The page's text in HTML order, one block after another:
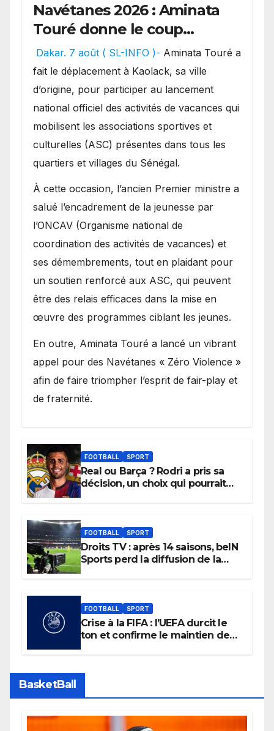
Navétanes 2026 : Aminata
Touré donne le coup
d’envoi de l’initiative « Zéro
Violence » depuis sa ville
natale pour promouvoir des
compétitions apaisées.
Dakar. 7 août ( SL-INFO )- Aminata Touré a
fait le déplacement à Kaolack, sa ville
d’origine, pour participer au lancement
national officiel des activités de vacances qui
mobilisent les associations sportives et
culturelles (ASC) présentes dans tous les
quartiers et villages du Sénégal.
​À cette occasion, l’ancien Premier ministre a
salué l’encadrement de la jeunesse par
l’ONCAV (Organisme national de
coordination des activités de vacances) et
ses démembrements, tout en plaidant pour
un soutien renforcé aux ASC, qui peuvent
être des relais efficaces dans la mise en
œuvre des programmes ciblant les jeunes.
​En outre, Aminata Touré a lancé un vibrant
appel pour des Navétanes « Zéro Violence »
afin de faire triompher l’esprit de fair-play et
de fraternité.
FOOTBALL SPORT
Real ou Barça ? Rodri a pris sa
décision, un choix qui pourrait
FOOTBALL SPORT
Droits TV : après 14 saisons, beIN
Sports perd la diffusion de la
FOOTBALL SPORT
Crise à la FIFA : l’UEFA durcit le
ton et confirme le maintien de
BasketBall